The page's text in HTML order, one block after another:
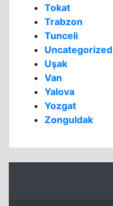
Tokat
Trabzon
Tunceli
Uncategorized
Uşak
Van
Yalova
Yozgat
Zonguldak